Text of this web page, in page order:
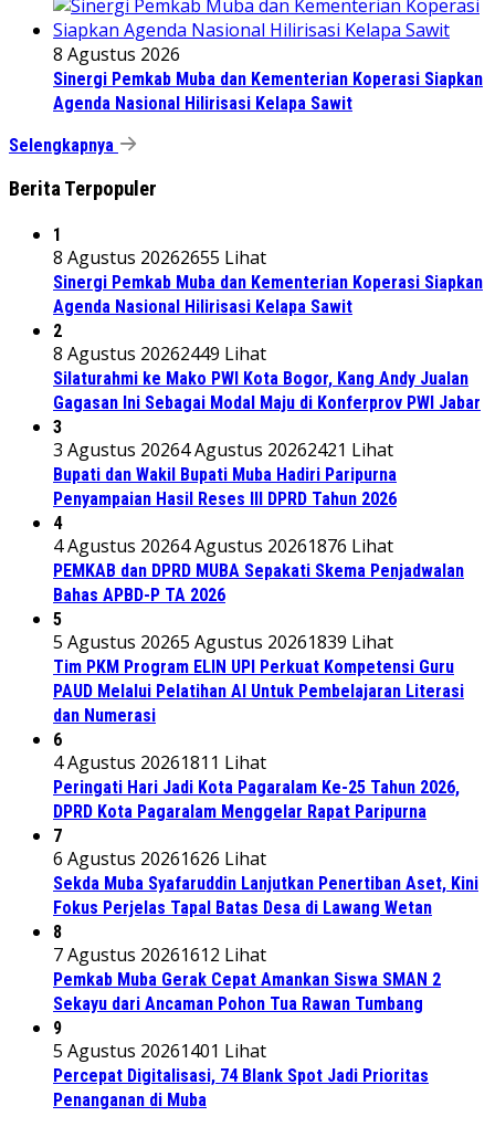
8 Agustus 2026
Sinergi Pemkab Muba dan Kementerian Koperasi Siapkan
Agenda Nasional Hilirisasi Kelapa Sawit
Selengkapnya
Berita Terpopuler
1
8 Agustus 20262655 Lihat
Sinergi Pemkab Muba dan Kementerian Koperasi Siapkan
Agenda Nasional Hilirisasi Kelapa Sawit
2
8 Agustus 20262449 Lihat
Silaturahmi ke Mako PWI Kota Bogor, Kang Andy Jualan
Gagasan Ini Sebagai Modal Maju di Konferprov PWI Jabar
3
3 Agustus 20264 Agustus 20262421 Lihat
Bupati dan Wakil Bupati Muba Hadiri Paripurna
Penyampaian Hasil Reses III DPRD Tahun 2026
4
4 Agustus 20264 Agustus 20261876 Lihat
PEMKAB dan DPRD MUBA Sepakati Skema Penjadwalan
Bahas APBD-P TA 2026
5
5 Agustus 20265 Agustus 20261839 Lihat
Tim PKM Program ELIN UPI Perkuat Kompetensi Guru
PAUD Melalui Pelatihan AI Untuk Pembelajaran Literasi
dan Numerasi
6
4 Agustus 20261811 Lihat
Peringati Hari Jadi Kota Pagaralam Ke-25 Tahun 2026,
DPRD Kota Pagaralam Menggelar Rapat Paripurna
7
6 Agustus 20261626 Lihat
Sekda Muba Syafaruddin Lanjutkan Penertiban Aset, Kini
Fokus Perjelas Tapal Batas Desa di Lawang Wetan
8
7 Agustus 20261612 Lihat
Pemkab Muba Gerak Cepat Amankan Siswa SMAN 2
Sekayu dari Ancaman Pohon Tua Rawan Tumbang
9
5 Agustus 20261401 Lihat
Percepat Digitalisasi, 74 Blank Spot Jadi Prioritas
Penanganan di Muba